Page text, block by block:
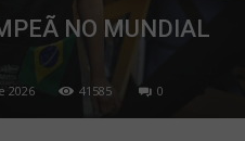
NO MUNDIAL
2026 41585 0